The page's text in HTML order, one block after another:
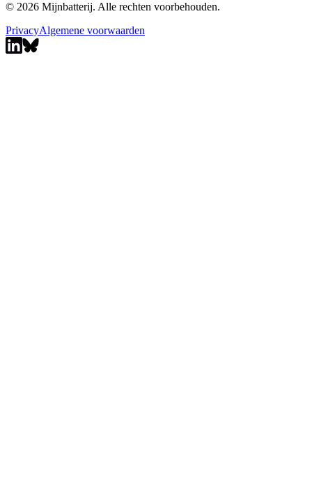
© 2026 Mijnbatterij. Alle rechten voorbehouden.
PrivacyAlgemene voorwaarden